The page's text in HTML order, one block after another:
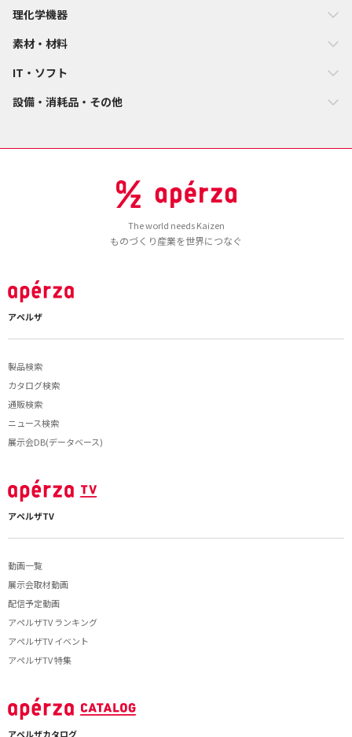
理化学機器
素材・材料
IT・ソフト
設備・消耗品・その他
The world needs Kaizen
ものづくり産業を世界につなぐ
アペルザ
製品検索
カタログ検索
通販検索
ニュース検索
展示会DB(データベース)
アペルザTV
動画一覧
展示会取材動画
配信予定動画
アペルザTV ランキング
アペルザTV イベント
アペルザTV 特集
アペルザカタログ